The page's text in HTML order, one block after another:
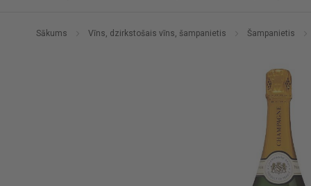
Sākums Vīns, dzirkstošais vīns, šampanietis Šampanietis